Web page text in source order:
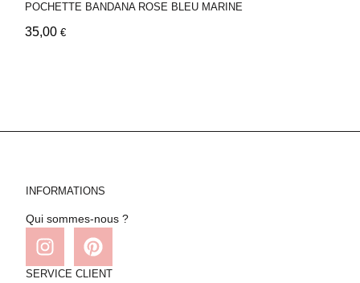
POCHETTE BANDANA ROSE BLEU MARINE
35,00 €
INFORMATIONS
Qui sommes-nous ?
SERVICE CLIENT